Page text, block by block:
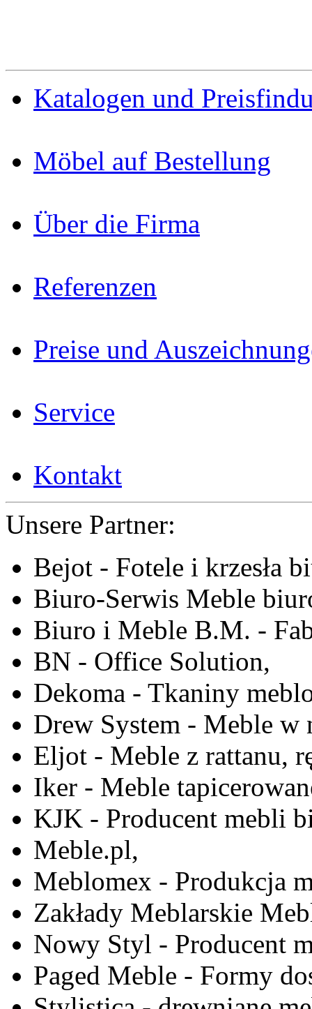
Katalogen und
Möbel auf Bestellung
Über die Firma
Referenzen
Preise und
Service
Kontakt
Unsere Partner:
Bejot - Fotele i krzesła
Biuro-Serwis Meble
Biuro i Meble B.M. -
BN - Office Solution,
Dekoma - Tkaniny
Drew System - Meble w
Eljot - Meble z rattanu,
Iker - Meble
KJK - Producent mebli
Meble.pl,
Meblomex - Produkcja
Zakłady Meblarskie
Nowy Styl - Producent
Paged Meble - Formy